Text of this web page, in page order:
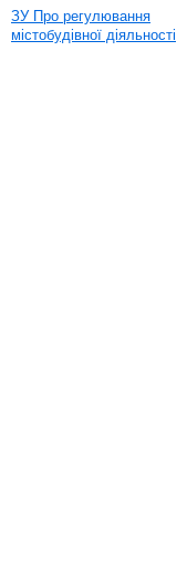
ЗУ Про регулювання
містобудівної діяльності